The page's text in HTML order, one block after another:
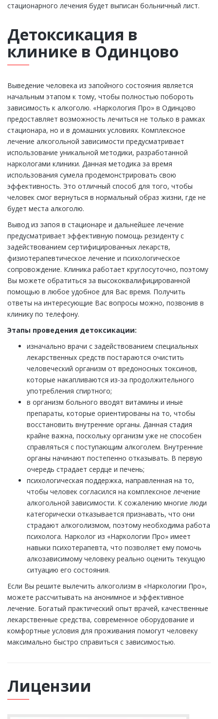
стационарного лечения будет выписан больничный лист.
Детоксикация в
клинике в Одинцово
Выведение человека из запойного состояния является
начальным этапом к тому, чтобы полностью побороть
зависимость к алкоголю. «Наркология Про» в Одинцово
предоставляет возможность лечиться не только в рамках
стационара, но и в домашних условиях. Комплексное
лечение алкогольной зависимости предусматривает
использование уникальной методики, разработанной
наркологами клиники. Данная методика за время
использования сумела продемонстрировать свою
эффективность. Это отличный способ для того, чтобы
человек смог вернуться в нормальный образ жизни, где не
будет места алкоголю.
Вывод из запоя в стационаре и дальнейшее лечение
предусматривает эффективную помощь резиденту с
задействованием сертифицированных лекарств,
физиотерапевтическое лечение и психологическое
сопровождение. Клиника работает круглосуточно, поэтому
Вы можете обратиться за высококвалифицированной
помощью в любое удобное для Вас время. Получить
ответы на интересующие Вас вопросы можно, позвонив в
клинику по телефону.
Этапы проведения детоксикации:
изначально врачи с задействованием специальных
лекарственных средств постараются очистить
человеческий организм от вредоносных токсинов,
которые накапливаются из-за продолжительного
употребления спиртного;
в организм больного вводят витамины и иные
препараты, которые ориентированы на то, чтобы
восстановить внутренние органы. Данная стадия
крайне важна, поскольку организм уже не способен
справляться с поступающим алкоголем. Внутренние
органы начинают постепенно отказывать. В первую
очередь страдает сердце и печень;
психологическая поддержка, направленная на то,
чтобы человек согласился на комплексное лечение
алкогольной зависимости. К сожалению многие люди
категорически отказывается признавать, что они
страдают алкоголизмом, поэтому необходима работа
психолога. Нарколог из «Наркологии Про» имеет
навыки психотерапевта, что позволяет ему помочь
алкозависимому человеку реально оценить текущую
ситуацию его состояния.
Если Вы решите вылечить алкоголизм в «Наркологии Про»,
можете рассчитывать на анонимное и эффективное
лечение. Богатый практический опыт врачей, качественные
лекарственные средства, современное оборудование и
комфортные условия для проживания помогут человеку
максимально быстро справиться с зависимостью.
Лицензии